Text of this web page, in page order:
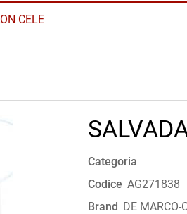
CELE
Categoria
Codice AG271838
Brand DE MARCO-